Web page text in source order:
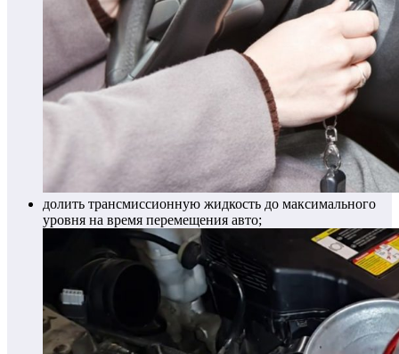
долить трансмиссионную жидкость до максимального
уровня на время перемещения авто;